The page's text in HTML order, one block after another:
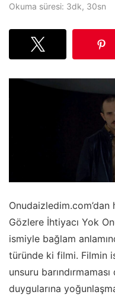
Okuma süresi: 3dk, 30sn
Onudaizledim.com’dan
Gözlere İhtiyacı Yok
ismiyle bağlam
türünde ki filmi. Filmin
unsuru
duygularına